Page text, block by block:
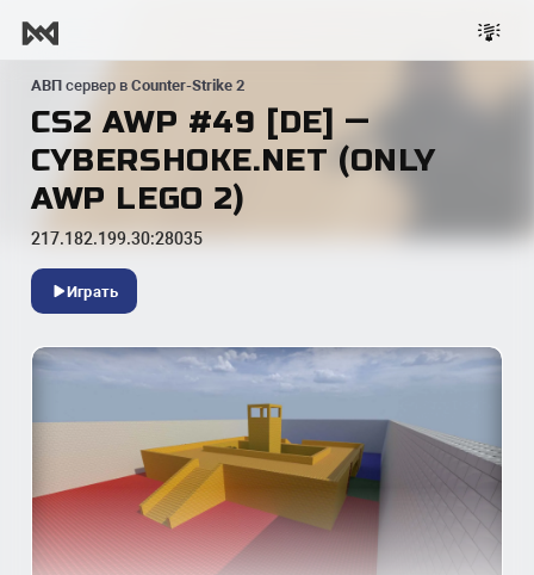
АВП сервер в Counter-Strike 2
CS2 AWP #49 [DE] —
CYBERSHOKE.NET (ONLY
AWP LEGO 2)
217.182.199.30:28035
Играть